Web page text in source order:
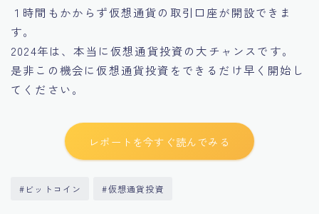
１時間もかからず仮想通貨の取引口座が開設できま
す。
2024年は、本当に仮想通貨投資の大チャンスです。
是非この機会に仮想通貨投資をできるだけ早く開始し
てください。
レポートを今すぐ読んでみる
#ビットコイン #仮想通貨投資